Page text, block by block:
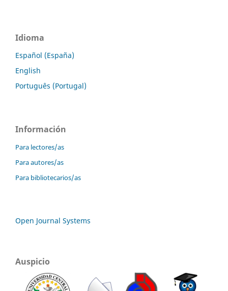
Idioma
Español (España)
English
Português (Portugal)
Información
Para lectores/as
Para autores/as
Para bibliotecarios/as
Open Journal Systems
Auspicio